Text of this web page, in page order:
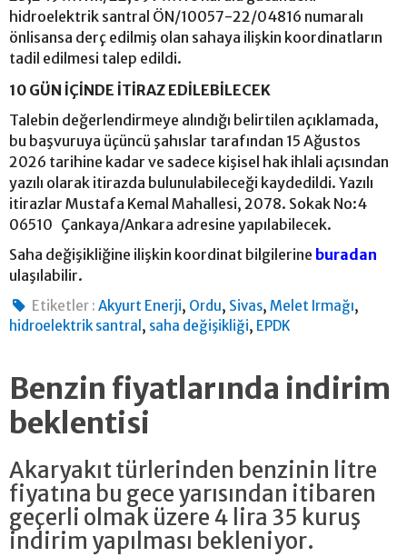
hidroelektrik santral ÖN/10057-22/04816 numaralı
önlisansa derç edilmiş olan sahaya ilişkin koordinatların
tadil edilmesi talep edildi.
10 GÜN İÇİNDE İTİRAZ EDİLEBİLECEK
Talebin değerlendirmeye alındığı belirtilen açıklamada,
bu başvuruya üçüncü şahıslar tarafından 15 Ağustos
2026 tarihine kadar ve sadece kişisel hak ihlali açısından
yazılı olarak itirazda bulunulabileceği kaydedildi. Yazılı
itirazlar Mustafa Kemal Mahallesi, 2078. Sokak No:4
06510 Çankaya/Ankara adresine yapılabilecek.
Saha değişikliğine ilişkin koordinat bilgilerine buradan
ulaşılabilir.
Etiketler : Akyurt Enerji, Ordu, Sivas,Melet Irmağı,
hidroelektrik santral , saha değişikliği, EPDK
Benzin fiyatlarında indirim
beklentisi
Akaryakıt türlerinden benzinin litre
fiyatına bu gece yarısından itibaren
geçerli olmak üzere 4 lira 35 kuruş
indirim yapılması bekleniyor.